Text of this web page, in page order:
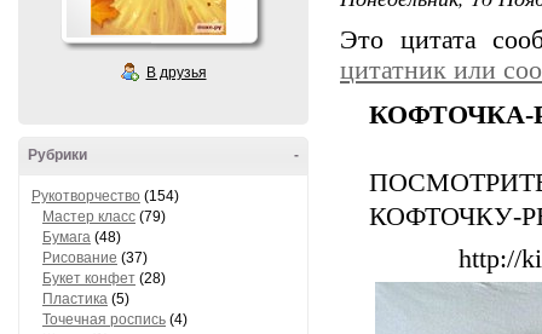
В друзья
-
Рубрики
Рукотворчество (154)
Мастер класс (79)
Бумага (48)
Рисование (37)
Букет конфет (28)
Пластика (5)
Точечная роспись (4)
Это цитата
цитатник или
КОФТОЧКУ-
http://